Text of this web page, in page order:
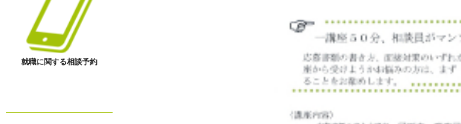
就職に関する相談予約